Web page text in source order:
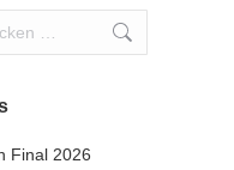
Final 2026